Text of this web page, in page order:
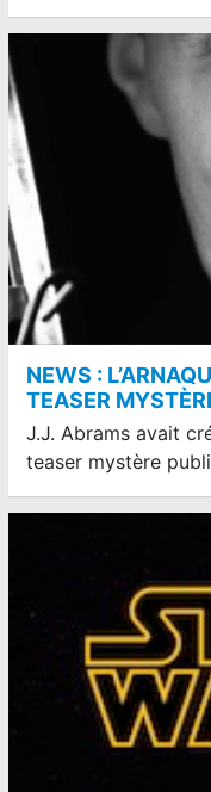
NEWS :
TEASER
J.J. Abrams avait
teaser mystère